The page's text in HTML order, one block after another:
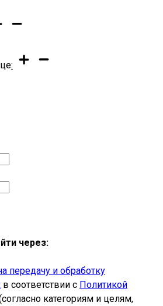
:
через:
передачу и обработку
в соответствии с Политикой
категориям и целям,